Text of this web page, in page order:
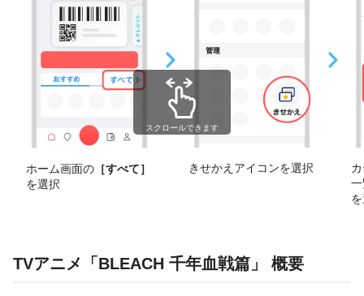
ホーム画面の ［すべて］
を選択
きせかえアイコンを選択
スクロールできます
TVアニメ「BLEACH 千年血戦篇」 概要